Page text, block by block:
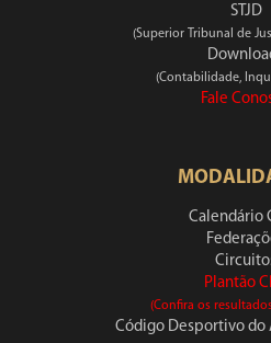
STJD
(Superior Tribunal de
(Contabilidade,
Fale
Calendário
Plantão
(Confira os
Código Desportivo